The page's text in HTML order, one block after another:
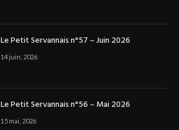
Le Petit Servannais n°57 – Juin 2026
14 juin, 2026
Le Petit Servannais n°56 – Mai 2026
15 mai, 2026